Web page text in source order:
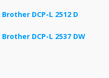
Brother DCP-L 2512 D
Brother DCP-L 2537 DW